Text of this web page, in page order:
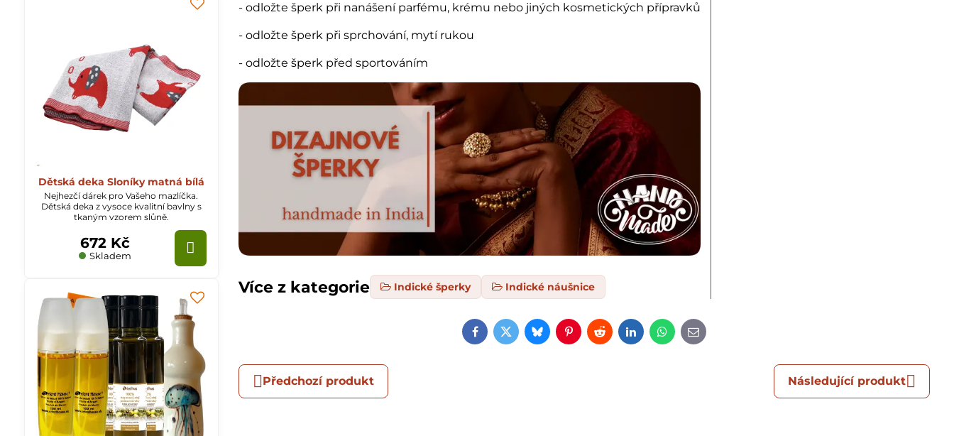
- odložte šperk při nanášení parfému, krému nebo jiných kosmetických přípravků
- odložte šperk při sprchování, mytí rukou
- odložte šperk před sportováním
Více z kategorie Indické šperky Indické náušnice
Facebook
TwitterBlueskyPinterest
RedditLinkedInWhatsApp
E-
mail
Předchozí produkt Následující produkt
Dětská deka Sloníky matná bílá
Nejhezčí dárek pro Vašeho mazlíčka.
Dětská deka z vysoce kvalitní bavlny s
tkaným vzorem slůně.
Skladem
672 Kč